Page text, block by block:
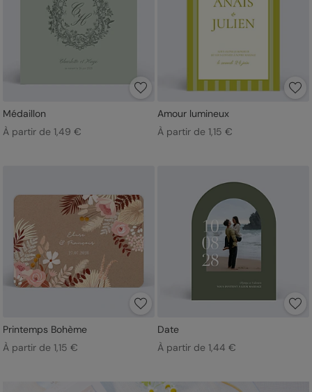
Médaillon
À partir de 1,49 €
Amour lumineux
À partir de 1,15 €
Printemps Bohème
À partir de 1,15 €
Date
À partir de 1,44 €